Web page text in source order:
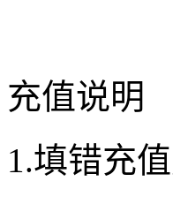
充值说明
1.填错充